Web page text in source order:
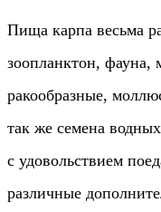
Пища карпа весьма
зоопланктон, фауна,
ракообразные,
так же семена
с удовольствием
различные